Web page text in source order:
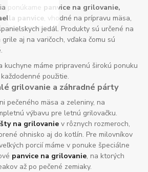
ponúkame panvice na grilovanie,
panvice, vhodné na prípravu mäsa,
jedál. Produkty sú určené na
aj na varičoch, vďaka čomu sú
kuchyne máme pripravenú širokú ponuku
použitie.
grilovanie a záhradné párty
pečeného mäsa a zeleniny, na
výbavu pre letnú grilovačku.
na grilovanie v rôznych rozmeroch,
ohnisko aj do kotlín. Pre milovníkov
porcií máme v ponuke špeciálne
panvice na grilovanie, na ktorých
až po pečené zemiaky.